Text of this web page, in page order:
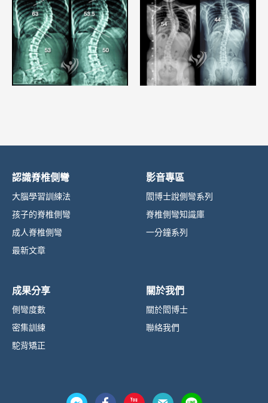
認識脊椎側彎
大腦學習訓練法
孩子的脊椎側彎
成人脊椎側彎
最新文章
影音專區
閻博士說側彎系列
脊椎側彎知識庫
一分鐘系列
成果分享
側彎度數
密集訓練
駝背矯正
關於我們
關於閻博士
聯絡我們